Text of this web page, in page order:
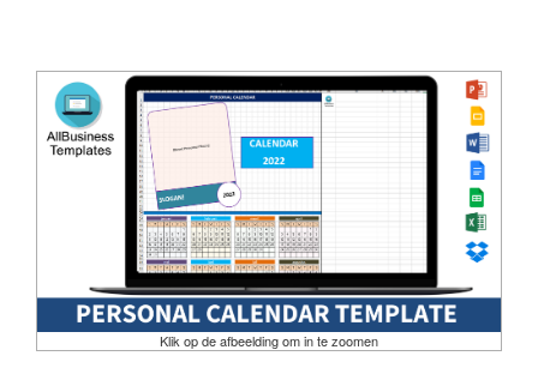
Klik op de afbeelding om in te zoomen